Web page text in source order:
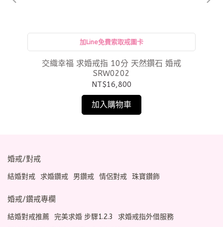
加Line免費索取戒圍卡
交織幸福 求婚戒指 10分 天然鑽石 婚戒
SRW0202
NT$16,800
加入購物車
婚戒/對戒
結婚對戒 求婚鑽戒 男鑽戒 情侶對戒 珠寶鑽飾
婚戒/鑽戒專欄
結婚對戒推薦 完美求婚 步驟1.2.3
求婚戒指外借服務